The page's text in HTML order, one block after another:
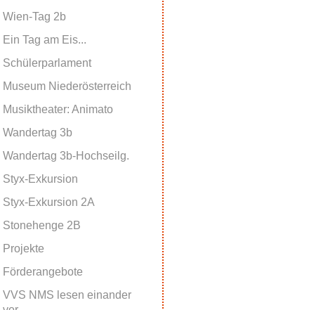
Wien-Tag 2b
Ein Tag am Eis...
Schülerparlament
Museum Niederösterreich
Musiktheater: Animato
Wandertag 3b
Wandertag 3b-Hochseilg.
Styx-Exkursion
Styx-Exkursion 2A
Stonehenge 2B
Projekte
Förderangebote
VVS NMS lesen einander